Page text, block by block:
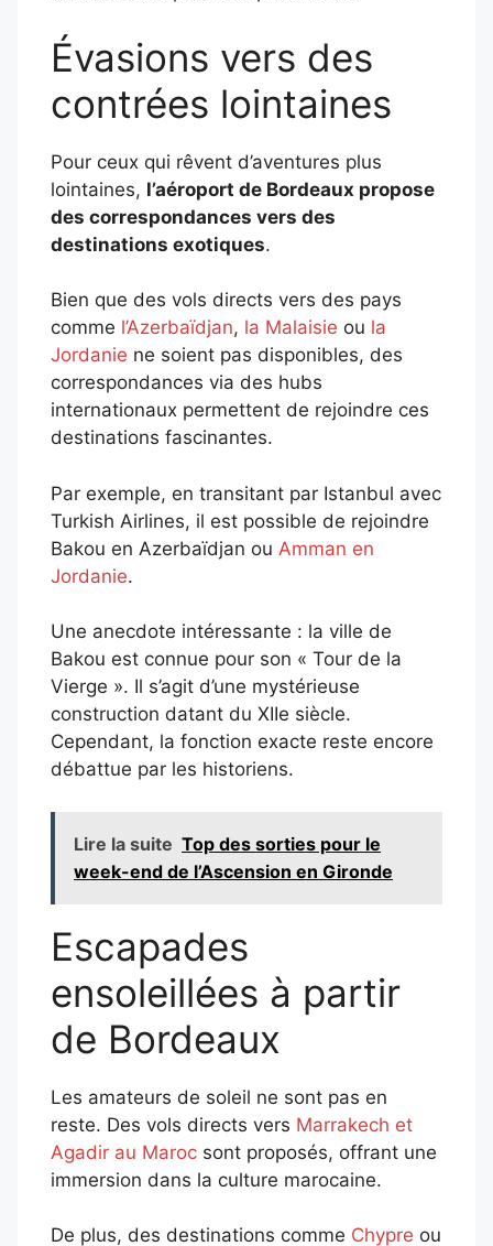
Évasions vers des
contrées lointaines
Pour ceux qui rêvent d’aventures plus
lointaines, l’aéroport de Bordeaux propose
des correspondances vers des
destinations exotiques.
Bien que des vols directs vers des pays
comme l’Azerbaïdjan, la Malaisie ou la
Jordanie ne soient pas disponibles, des
correspondances via des hubs
internationaux permettent de rejoindre ces
destinations fascinantes.
Par exemple, en transitant par Istanbul avec
Turkish Airlines, il est possible de rejoindre
Bakou en Azerbaïdjan ou Amman en
Jordanie.
Une anecdote intéressante : la ville de
Bakou est connue pour son « Tour de la
Vierge ». Il s’agit d’une mystérieuse
construction datant du XIIe siècle.
Cependant, la fonction exacte reste encore
débattue par les historiens.
Lire la suite Top des sorties pour le
week-end de l’Ascension en Gironde
Escapades
ensoleillées à partir
de Bordeaux
Les amateurs de soleil ne sont pas en
reste. Des vols directs vers Marrakech et
Agadir au Maroc sont proposés, offrant une
immersion dans la culture marocaine.
De plus, des destinations comme Chypre ou